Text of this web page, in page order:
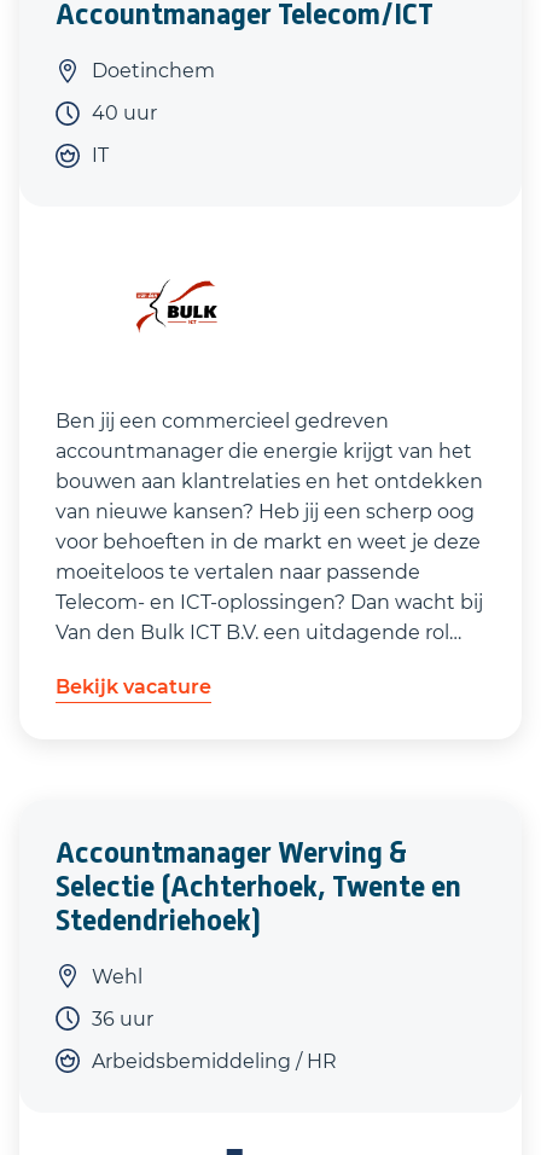
Accountmanager Telecom/ICT
Doetinchem
40 uur
IT
Ben jij een commercieel gedreven
accountmanager die energie krijgt van het
bouwen aan klantrelaties en het ontdekken
van nieuwe kansen? Heb jij een scherp oog
voor behoeften in de markt en weet je deze
moeiteloos te vertalen naar passende
Telecom- en ICT‑oplossingen? Dan wacht bij
Van den Bulk ICT B.V. een uitdagende rol
Bekijk vacature
Accountmanager Werving &
Selectie (Achterhoek, Twente en
Stedendriehoek)
Wehl
36 uur
Arbeidsbemiddeling / HR